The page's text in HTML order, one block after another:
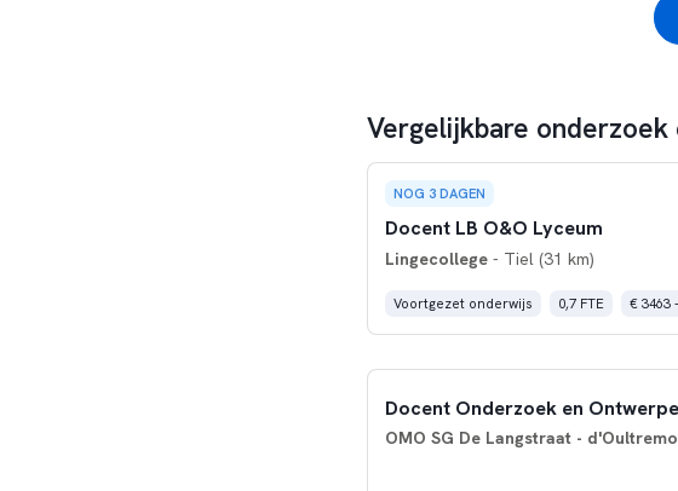
Vergelijkbare
NOG 3 DAGEN
Docent LB O&O Lyceum
Lingecollege- Tiel (31 km)
Voortgezet onderwijs 0,7 FTE € 3463
Docent Onderzoek en
OMO SG De Langstraat -